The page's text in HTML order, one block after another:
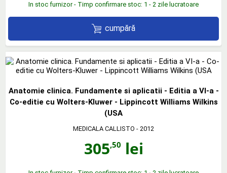
In stoc furnizor - Timp confirmare stoc: 1 - 2 zile lucratoare
cumpără
Anatomie clinica. Fundamente si aplicatii - Editia a VI-a -
Co-editie cu Wolters-Kluwer - Lippincott Williams Wilkins
(USA
MEDICALA CALLISTO - 2012
305,50 lei